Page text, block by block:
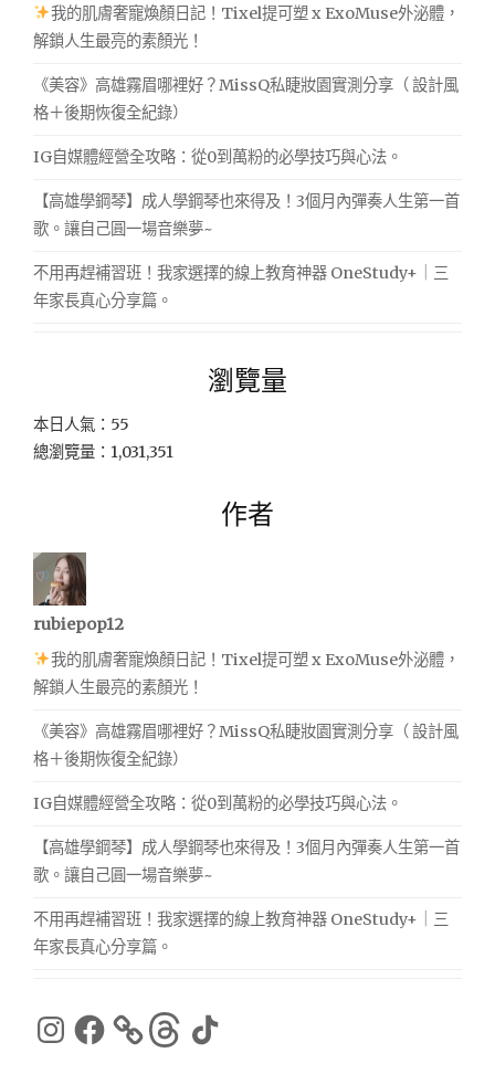
我的肌膚奢寵煥顏日記！Tixel提可塑 x ExoMuse外泌體，
解鎖人生最亮的素顏光！
《美容》高雄霧眉哪裡好？MissQ私睫妝園實測分享（ 設計風
格＋後期恢復全紀錄）
IG自媒體經營全攻略：從0到萬粉的必學技巧與心法。
【高雄學鋼琴】成人學鋼琴也來得及！3個月內彈奏人生第一首
歌。讓自己圓一場音樂夢~
不用再趕補習班！我家選擇的線上教育神器 OneStudy+｜三
年家長真心分享篇。
瀏覽量
本日人氣：55
總瀏覽量：1,031,351
作者
rubiepop12
我的肌膚奢寵煥顏日記！Tixel提可塑 x ExoMuse外泌體，
解鎖人生最亮的素顏光！
《美容》高雄霧眉哪裡好？MissQ私睫妝園實測分享（ 設計風
格＋後期恢復全紀錄）
IG自媒體經營全攻略：從0到萬粉的必學技巧與心法。
【高雄學鋼琴】成人學鋼琴也來得及！3個月內彈奏人生第一首
歌。讓自己圓一場音樂夢~
不用再趕補習班！我家選擇的線上教育神器 OneStudy+｜三
年家長真心分享篇。
Instagram
Facebook ThreadsTikTok